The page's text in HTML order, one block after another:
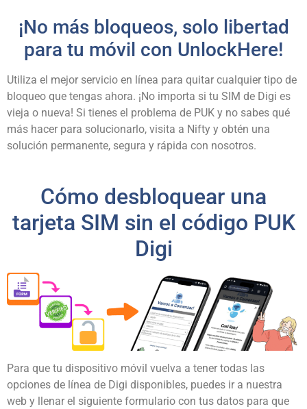
¡No más bloqueos, solo libertad
para tu móvil con UnlockHere!
Utiliza el mejor servicio en línea para quitar cualquier tipo de
bloqueo que tengas ahora. ¡No importa si tu SIM de Digi es
vieja o nueva! Si tienes el problema de PUK y no sabes qué
más hacer para solucionarlo, visita a Nifty y obtén una
solución permanente, segura y rápida con nosotros.
Cómo desbloquear una
tarjeta SIM sin el código PUK
Digi
Para que tu dispositivo móvil vuelva a tener todas las
opciones de línea de Digi disponibles, puedes ir a nuestra
web y llenar el siguiente formulario con tus datos para que